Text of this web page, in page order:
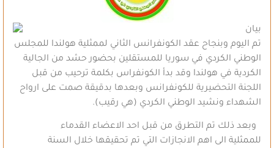
بيان
تم اليوم وبنجاح عقد الكونفرانس الثاني لممثلية هولندا للمجلس
الوطني الكردي في سوريا للمستقلين بحضور حشد من الجالية
الكردية في هولندا وقد بدأ الكونفراس بكلمة ترحيب من قبل
اللجنة التحضيرية للكونفرانس وبعدها بدقيقة صمت على ارواح
الشهداء ونشيد الوطني الكردي (هي رقيب).
وبعد ذلك تم التطرق من قبل احد الاعضاء القدماء
للممثلية الى اهم الانجازات التي تم تحقيقها خلال السنة